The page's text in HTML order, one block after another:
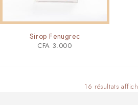
Sirop Fenugrec
CFA 3.000
16 résultats